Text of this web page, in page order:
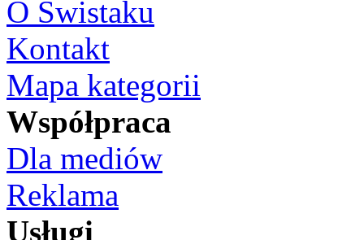
O Świstaku
Kontakt
Mapa kategorii
Współpraca
Dla mediów
Reklama
Usługi